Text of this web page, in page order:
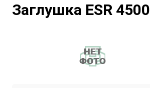
Заглушка ESR 4500